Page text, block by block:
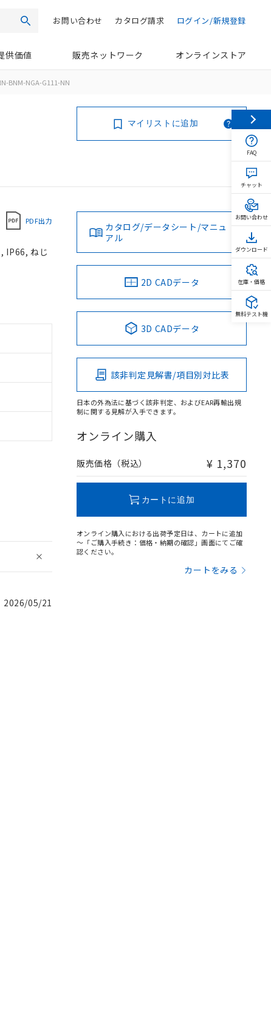
検索 ログイン/新規登録
カタログ請求
お問い合わせ
供価値 販売ネットワーク オンラインストア
BNM-NGA-G111-NN
マイリストに追加
PDF出力
IP66, ねじ
2026/05/21
カタログ/データシート/マニュ
アル
2D CADデータ
3D CADデータ
該非判定見解書/項目別対比表
日本の外為法に基づく該非判定、およびEAR再輸出規
制に関する見解が入手できます。
オンライン購入
販売価格（税込） ¥ 1,370
カートに追加
オンライン購入における出荷予定日は、カートに追加
～「ご購入手続き：価格・納期の確認」画面にてご確
認ください。
カートをみる
です。
ありません。
ず変更すること
FAQ
チャット
お問い合わせ
ダウンロード
在庫・価格
無料テスト機